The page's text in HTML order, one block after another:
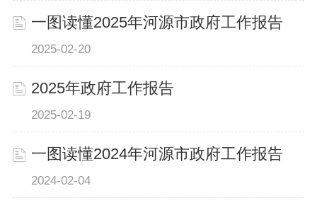
一图读懂2025年河源市政府工作报告
2025-02-20
2025年政府工作报告
2025-02-19
一图读懂2024年河源市政府工作报告
2024-02-04